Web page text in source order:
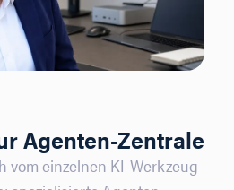
Agenten-Zentrale
vom einzelnen KI-Werkzeug